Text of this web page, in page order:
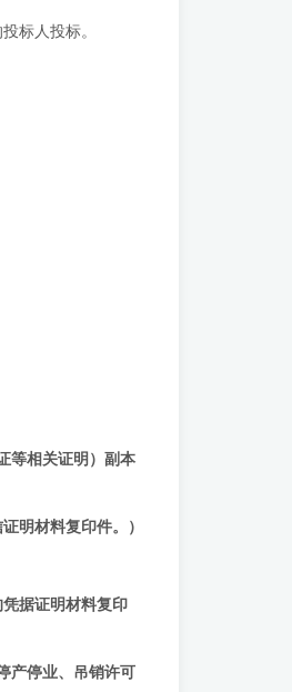
标人投标。
等相关证明）副本
明材料复印件。）
据证明材料复印
产停业、吊销许可